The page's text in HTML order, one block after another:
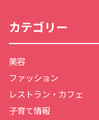
カテゴリー
美容
ファッション
レストラン・カフェ
子育て情報